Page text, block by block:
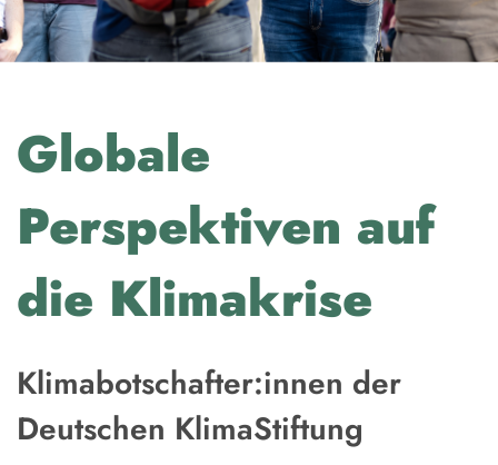
Globale
Perspektiven auf
die Klimakrise
Klimabotschafter:innen der
Deutschen KlimaStiftung